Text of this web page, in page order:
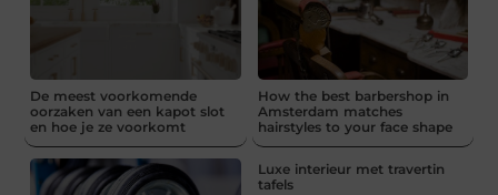
De meest voorkomende
oorzaken van een kapot slot
en hoe je ze voorkomt
How the best barbershop in
Amsterdam matches
hairstyles to your face shape
Luxe interieur met travertin
tafels